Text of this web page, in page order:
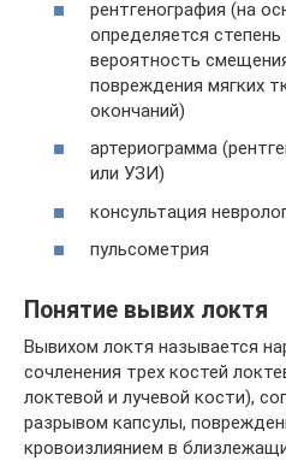
рентгенография (на
определяется
вероятность
повреждения мягких
окончаний)
артериограмма
или УЗИ)
консультация
пульсометрия
Понятие вывих локтя
Вывихом локтя называется
сочленения трех костей
локтевой и лучевой кости),
разрывом капсулы,
кровоизлиянием в